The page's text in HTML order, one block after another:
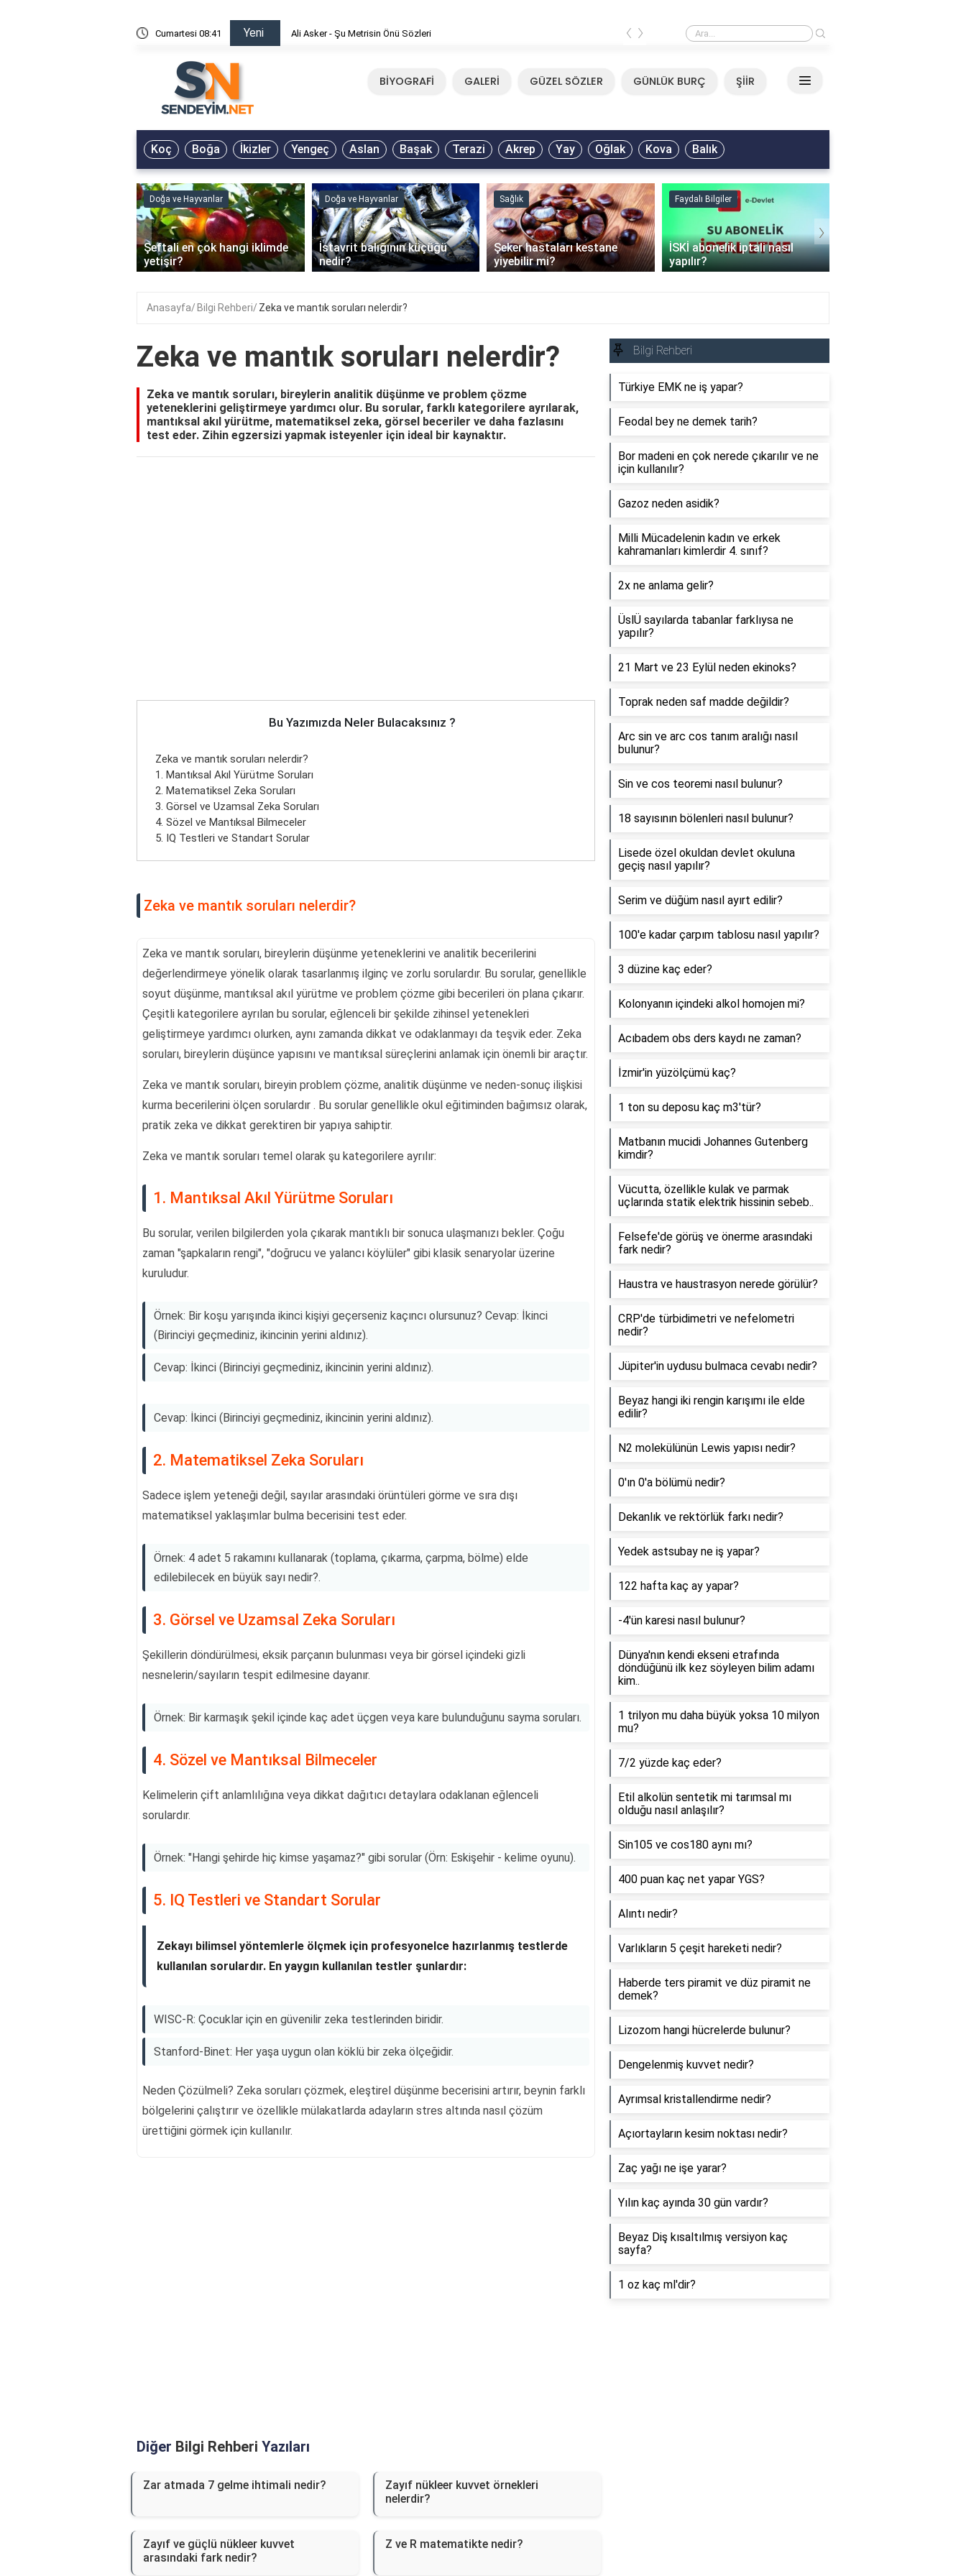
Cumartesi 08:41 Yeni Ali Asker - Şu Metrisin Önü Sözleri Ali Asker - Şu Metrisin Önü Sözleri
‹ ›
BİYOGRAFİ GALERİ GÜZEL SÖZLER GÜNLÜK BURÇ ŞİİR
Koç Boğa İkizler Yengeç Aslan Başak Terazi Akrep Yay Oğlak Kova Balık
Doğa ve Hayvanlar
Şeftali en çok hangi iklimde
yetişir?
Doğa ve Hayvanlar
İstavrit balığının küçüğü
nedir?
Sağlık
Şeker hastaları kestane
yiyebilir mi?
Faydalı Bilgiler
İSKİ abonelik iptali nasıl
yapılır?
‹ ›
Anasayfa Bilgi Rehberi Zeka ve mantık soruları nelerdir?
Zeka ve mantık soruları nelerdir?
Zeka ve mantık soruları, bireylerin analitik düşünme ve problem çözme
yeteneklerini geliştirmeye yardımcı olur. Bu sorular, farklı kategorilere ayrılarak,
mantıksal akıl yürütme, matematiksel zeka, görsel beceriler ve daha fazlasını
test eder. Zihin egzersizi yapmak isteyenler için ideal bir kaynaktır.
Bu Yazımızda Neler Bulacaksınız ?
Zeka ve mantık soruları nelerdir?
1. Mantıksal Akıl Yürütme Soruları
2. Matematiksel Zeka Soruları
3. Görsel ve Uzamsal Zeka Soruları
4. Sözel ve Mantıksal Bilmeceler
5. IQ Testleri ve Standart Sorular
Zeka ve mantık soruları nelerdir?
Zeka ve mantık soruları, bireylerin düşünme yeteneklerini ve analitik becerilerini
değerlendirmeye yönelik olarak tasarlanmış ilginç ve zorlu sorulardır. Bu sorular, genellikle
soyut düşünme, mantıksal akıl yürütme ve problem çözme gibi becerileri ön plana çıkarır.
Çeşitli kategorilere ayrılan bu sorular, eğlenceli bir şekilde zihinsel yetenekleri
geliştirmeye yardımcı olurken, aynı zamanda dikkat ve odaklanmayı da teşvik eder. Zeka
soruları, bireylerin düşünce yapısını ve mantıksal süreçlerini anlamak için önemli bir araçtır.
Zeka ve mantık soruları, bireyin problem çözme, analitik düşünme ve neden-sonuç ilişkisi
kurma becerilerini ölçen sorulardır . Bu sorular genellikle okul eğitiminden bağımsız olarak,
pratik zeka ve dikkat gerektiren bir yapıya sahiptir.
Zeka ve mantık soruları temel olarak şu kategorilere ayrılır:
1. Mantıksal Akıl Yürütme Soruları
Bu sorular, verilen bilgilerden yola çıkarak mantıklı bir sonuca ulaşmanızı bekler. Çoğu
zaman "şapkaların rengi", "doğrucu ve yalancı köylüler" gibi klasik senaryolar üzerine
kuruludur.
Örnek: Bir koşu yarışında ikinci kişiyi geçerseniz kaçıncı olursunuz? Cevap: İkinci
(Birinciyi geçmediniz, ikincinin yerini aldınız).
Cevap: İkinci (Birinciyi geçmediniz, ikincinin yerini aldınız).
Cevap: İkinci (Birinciyi geçmediniz, ikincinin yerini aldınız).
2. Matematiksel Zeka Soruları
Sadece işlem yeteneği değil, sayılar arasındaki örüntüleri görme ve sıra dışı
matematiksel yaklaşımlar bulma becerisini test eder.
Örnek: 4 adet 5 rakamını kullanarak (toplama, çıkarma, çarpma, bölme) elde
edilebilecek en büyük sayı nedir?.
3. Görsel ve Uzamsal Zeka Soruları
Şekillerin döndürülmesi, eksik parçanın bulunması veya bir görsel içindeki gizli
nesnelerin/sayıların tespit edilmesine dayanır.
Örnek: Bir karmaşık şekil içinde kaç adet üçgen veya kare bulunduğunu sayma soruları.
4. Sözel ve Mantıksal Bilmeceler
Kelimelerin çift anlamlılığına veya dikkat dağıtıcı detaylara odaklanan eğlenceli
sorulardır.
Örnek: "Hangi şehirde hiç kimse yaşamaz?" gibi sorular (Örn: Eskişehir - kelime oyunu).
5. IQ Testleri ve Standart Sorular
Zekayı bilimsel yöntemlerle ölçmek için profesyonelce hazırlanmış testlerde
kullanılan sorulardır. En yaygın kullanılan testler şunlardır:
WISC-R: Çocuklar için en güvenilir zeka testlerinden biridir.
Stanford-Binet: Her yaşa uygun olan köklü bir zeka ölçeğidir.
Neden Çözülmeli? Zeka soruları çözmek, eleştirel düşünme becerisini artırır, beynin farklı
bölgelerini çalıştırır ve özellikle mülakatlarda adayların stres altında nasıl çözüm
ürettiğini görmek için kullanılır.
Diğer Bilgi Rehberi Yazıları
Zar atmada 7 gelme ihtimali nedir?
Zayıf nükleer kuvvet örnekleri
nelerdir?
Zayıf ve güçlü nükleer kuvvet
arasındaki fark nedir?
Z ve R matematikte nedir?
Bilgi Rehberi
Türkiye EMK ne iş yapar?
Feodal bey ne demek tarih?
Bor madeni en çok nerede çıkarılır ve ne
için kullanılır?
Gazoz neden asidik?
Milli Mücadelenin kadın ve erkek
kahramanları kimlerdir 4. sınıf?
2x ne anlama gelir?
ÜslÜ sayılarda tabanlar farklıysa ne
yapılır?
21 Mart ve 23 Eylül neden ekinoks?
Toprak neden saf madde değildir?
Arc sin ve arc cos tanım aralığı nasıl
bulunur?
Sin ve cos teoremi nasıl bulunur?
18 sayısının bölenleri nasıl bulunur?
Lisede özel okuldan devlet okuluna
geçiş nasıl yapılır?
Serim ve düğüm nasıl ayırt edilir?
100'e kadar çarpım tablosu nasıl yapılır?
3 düzine kaç eder?
Kolonyanın içindeki alkol homojen mi?
Acıbadem obs ders kaydı ne zaman?
İzmir'in yüzölçümü kaç?
1 ton su deposu kaç m3'tür?
Matbanın mucidi Johannes Gutenberg
kimdir?
Vücutta, özellikle kulak ve parmak
uçlarında statik elektrik hissinin sebeb..
Felsefe'de görüş ve önerme arasındaki
fark nedir?
Haustra ve haustrasyon nerede görülür?
CRP'de türbidimetri ve nefelometri
nedir?
Jüpiter'in uydusu bulmaca cevabı nedir?
Beyaz hangi iki rengin karışımı ile elde
edilir?
N2 molekülünün Lewis yapısı nedir?
0'ın 0'a bölümü nedir?
Dekanlık ve rektörlük farkı nedir?
Yedek astsubay ne iş yapar?
122 hafta kaç ay yapar?
-4'ün karesi nasıl bulunur?
Dünya'nın kendi ekseni etrafında
döndüğünü ilk kez söyleyen bilim adamı
kim..
1 trilyon mu daha büyük yoksa 10 milyon
mu?
7/2 yüzde kaç eder?
Etil alkolün sentetik mi tarımsal mı
olduğu nasıl anlaşılır?
Sin105 ve cos180 aynı mı?
400 puan kaç net yapar YGS?
Alıntı nedir?
Varlıkların 5 çeşit hareketi nedir?
Haberde ters piramit ve düz piramit ne
demek?
Lizozom hangi hücrelerde bulunur?
Dengelenmiş kuvvet nedir?
Ayrımsal kristallendirme nedir?
Açıortayların kesim noktası nedir?
Zaç yağı ne işe yarar?
Yılın kaç ayında 30 gün vardır?
Beyaz Diş kısaltılmış versiyon kaç
sayfa?
1 oz kaç ml'dir?